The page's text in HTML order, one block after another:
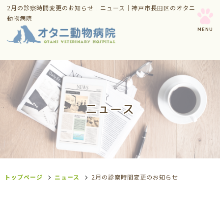
2月の診察時間変更のお知らせ｜ニュース｜神戸市長田区のオタニ
動物病院
ニュース
トップページ ニュース 2月の診察時間変更のお知らせ